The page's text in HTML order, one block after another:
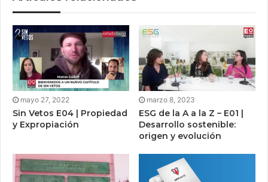
mayo 27, 2022
Sin Vetos E04 | Propiedad
y Expropiación
marzo 8, 2023
ESG de la A a la Z – E01 |
Desarrollo sostenible:
origen y evolución